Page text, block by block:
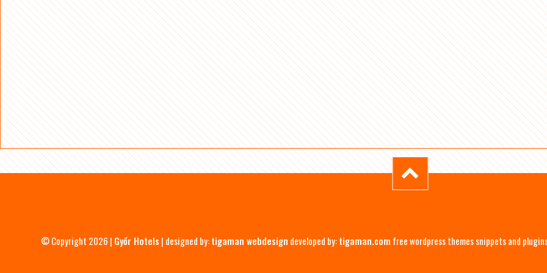
© Copyright 2026 | Győr Hotels | designed by:tigaman webdesign developed by:tigaman.com free wordpress themes snippets and